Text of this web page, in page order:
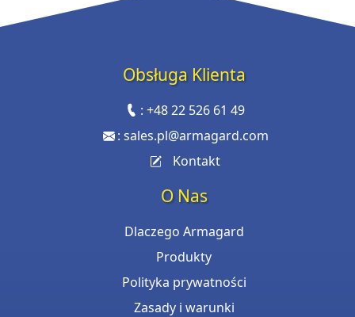
Obsługa Klienta
:+48 22 526 61 49
: sales.pl@armagard.com
Kontakt
O Nas
Dlaczego Armagard
Produkty
Polityka prywatności
Zasady i warunki